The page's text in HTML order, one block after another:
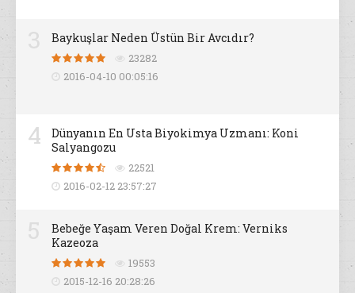
Baykuşlar Neden Üstün Bir Avcıdır?
23282
2016-04-10 00:05:16
4
Dünyanın En Usta Biyokimya Uzmanı: Koni
Salyangozu
22521
2016-02-12 23:57:27
Bebeğe Yaşam Veren Doğal Krem: Verniks
Kazeoza
19553
2015-12-16 20:28:26